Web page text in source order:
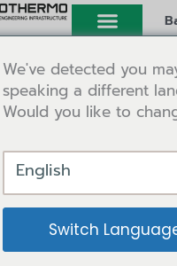
We've detected you
speaking a different
Would you like to
English
Switch